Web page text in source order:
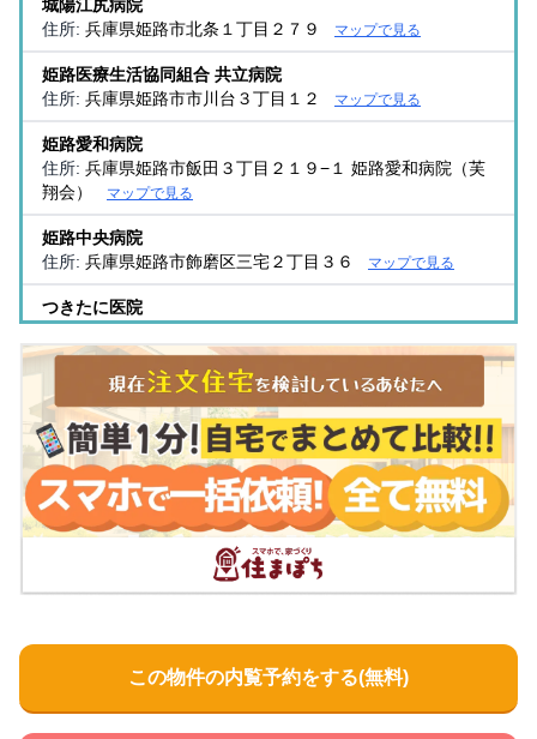
城陽江尻病院
住所: 兵庫県姫路市北条１丁目２７９ マップで見る
姫路医療生活協同組合 共立病院
住所: 兵庫県姫路市市川台３丁目１２ マップで見る
姫路愛和病院
住所: 兵庫県姫路市飯田３丁目２１９−１ 姫路愛和病院（芙
翔会）
マップで見る
姫路中央病院
住所: 兵庫県姫路市飾磨区三宅２丁目３６ マップで見る
つきたに医院
松浦病院
住所:
辰巳内科医院
住所:兵庫県姫路市飯田３丁目９７ マップで見る
城南病院
住所:兵庫県姫路市本町２３１ マップで見る
兵庫県姫路市飾磨区清水１０８ マップで見る
この物件の内覧予約をする(無料)